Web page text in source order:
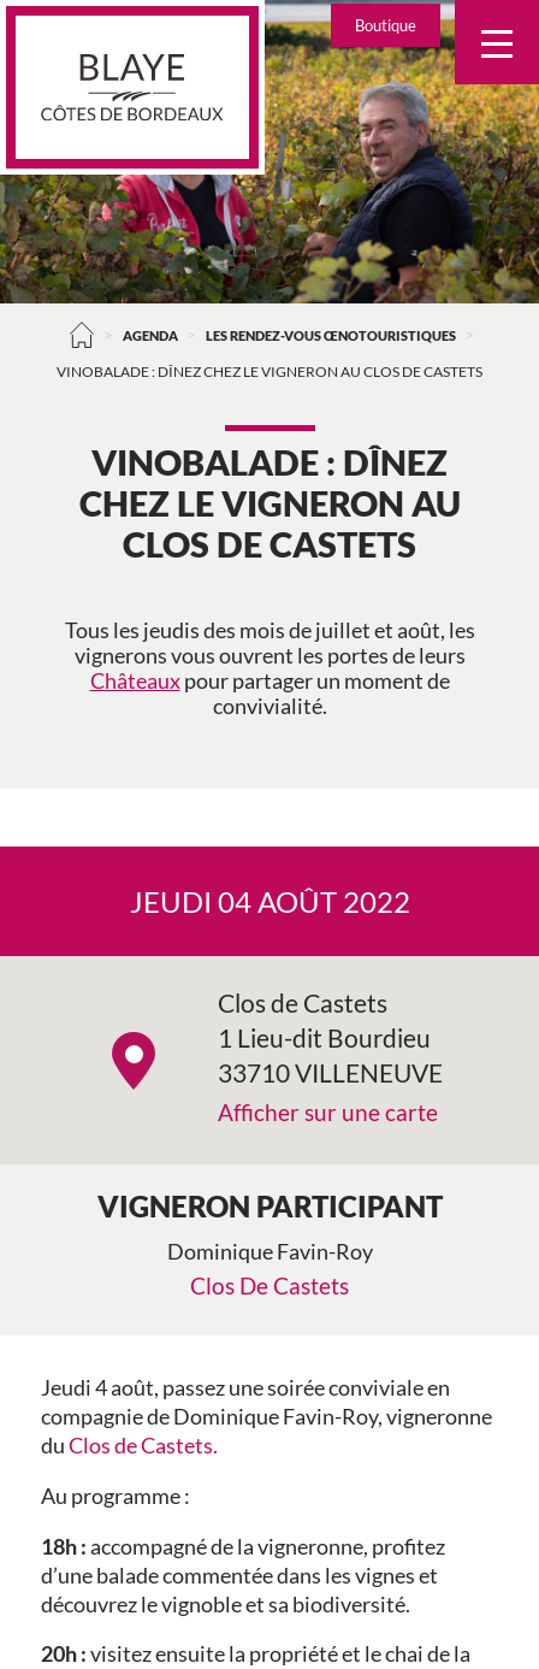
Skip
Boutique
> AGENDA > LES RENDEZ-VOUS ŒNOTOURISTIQUES >
VINOBALADE : DÎNEZ CHEZ LE VIGNERON AU CLOS DE CASTETS
VINOBALADE : DÎNEZ
CHEZ LE VIGNERON AU
CLOS DE CASTETS
Tous les jeudis des mois de juillet et août, les
vignerons vous ouvrent les portes de leurs
Châteauxpour partager un moment de
convivialité.
JEUDI 04 AOÛT 2022
Clos de Castets
1 Lieu-dit Bourdieu
33710 VILLENEUVE
Afficher sur une carte
VIGNERON PARTICIPANT
Dominique Favin-Roy
Clos De Castets
Jeudi 4 août, passez une soirée conviviale en
compagnie de Dominique Favin-Roy, vigneronne
duClos de Castets.
Au programme :
18h :accompagné de la vigneronne, profitez
d’une balade commentée dans les vignes et
découvrez le vignoble et sa biodiversité.
20h :visitez ensuite la propriété et le chai de la